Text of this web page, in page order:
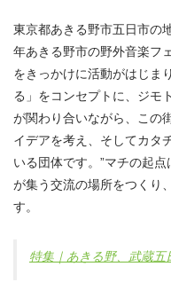
東京都あきる野市五日市の
年あきる野市の野外音楽フ
をきっかけに活動がはじま
る」をコンセプトに、ジモ
が関わり合いながら、この
イデアを考え、そしてカタ
いる団体です。”マチの起
が集う交流の場所をつくり
す。
特集｜あきる野、武蔵五